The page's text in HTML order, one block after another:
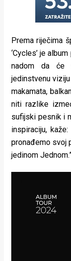
Prema riječima
‘Cycles’ je
nadom da će
jedinstvenu
makamata,
niti razlike
sufijski pesnik i
inspiraciju,
pronađemo svoj
jedinom